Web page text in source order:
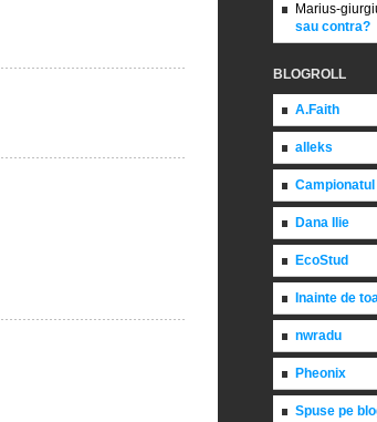
Marius-
sau contra?
BLOGROLL
A.Faith
alleks
Dana Ilie
EcoStud
Inainte de
nwradu
Pheonix
Spuse pe